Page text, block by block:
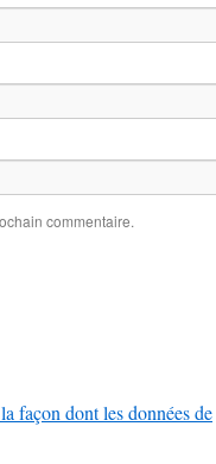
commentaire.
façon dont les données de